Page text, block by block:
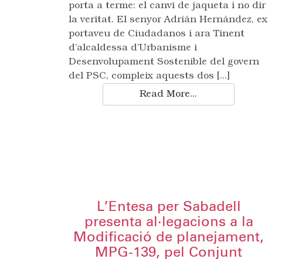
porta a terme: el canvi de jaqueta i no dir
la veritat. El senyor Adrián Hernández, ex
portaveu de Ciudadanos i ara Tinent
d’alcaldessa d’Urbanisme i
Desenvolupament Sostenible del govern
del PSC, compleix aquests dos [...]
Read More...
L’Entesa per Sabadell
presenta al·legacions a la
Modificació de planejament,
MPG-139, pel Conjunt